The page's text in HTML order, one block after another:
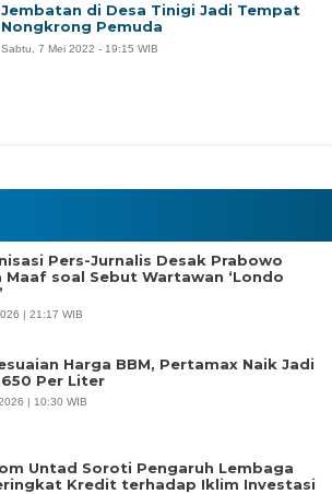
Pers-Jurnalis Desak Prabowo
Maaf soal Sebut Wartawan ‘Londo
| 21:17 WIB
Harga BBM, Pertamax Naik Jadi
Per Liter
| 10:30 WIB
Untad Soroti Pengaruh Lembaga
Kredit terhadap Iklim Investasi
Jembatan di Desa Tinigi Jadi Tempat
Nongkrong Pemuda
Sabtu, 7 Mei 2022 - 19:15 WIB